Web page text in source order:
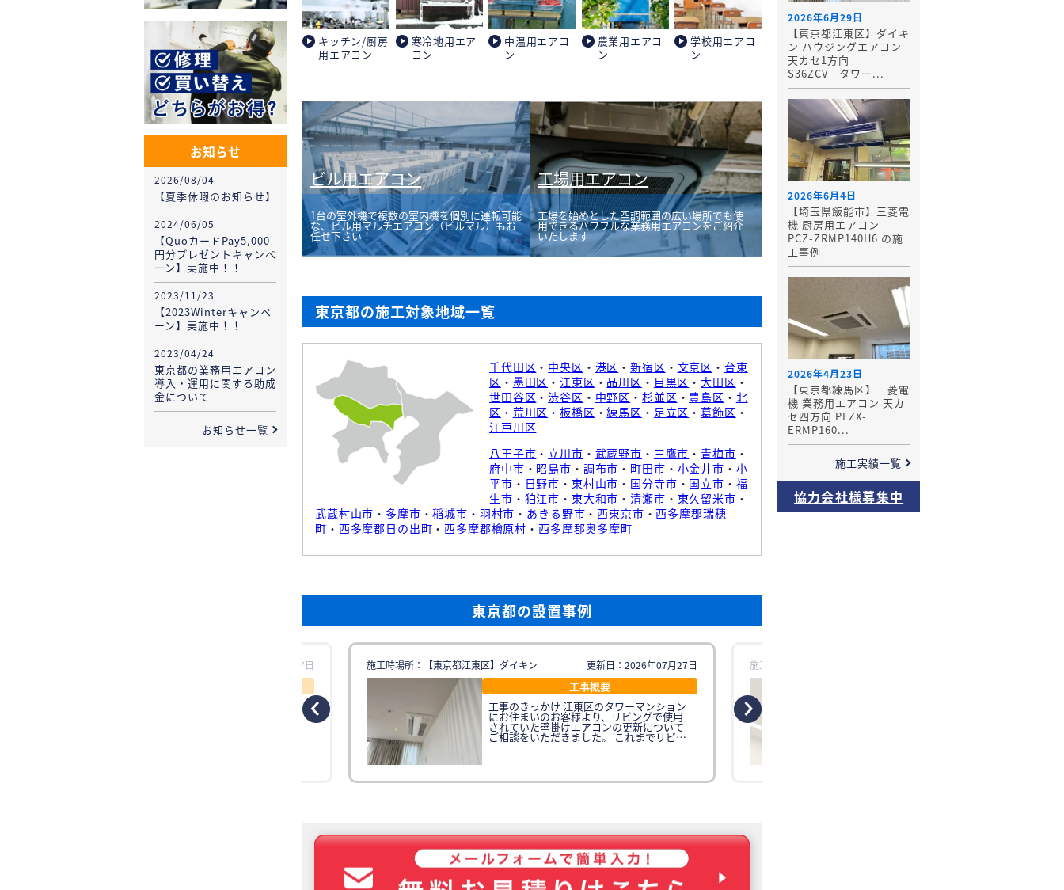
キッチン/厨房
用エアコン
寒冷地用エア
コン
中温用エアコ
ン
農業用エアコ
ン
学校用エアコ
ン
ビル用エアコン
1台の室外機で複数の室内機を個別に運転可能
な、ビル用マルチエアコン（ビルマル）もお
任せ下さい！
工場用エアコン
工場を始めとした空調範囲の広い場所でも使
用できるパワフルな業務用エアコンをご紹介
いたします
東京都の施工対象地域一覧
千代田区 ・ 中央区 ・ 港区 ・新宿区 ・ 文京区 ・ 台東
区 ・ 墨田区 ・江東区 ・ 品川区 ・ 目黒区 ・大田区 ・
世田谷区 ・渋谷区 ・ 中野区 ・ 杉並区 ・ 豊島区 ・ 北
区 ・ 荒川区 ・板橋区 ・練馬区 ・ 足立区 ・葛飾区 ・
江戸川区
八王子市 ・ 立川市 ・ 武蔵野市 ・ 三鷹市 ・青梅市 ・
府中市 ・ 昭島市 ・ 調布市 ・ 町田市 ・ 小金井市 ・ 小
平市 ・ 日野市 ・ 東村山市 ・ 国分寺市 ・ 国立市 ・ 福
生市 ・ 狛江市 ・ 東大和市 ・清瀬市 ・ 東久留米市 ・
武蔵村山市 ・ 多摩市 ・稲城市 ・ 羽村市 ・ あきる野市 ・西東京市 ・西多摩郡瑞穂
町 ・ 西多摩郡日の出町 ・西多摩郡檜原村 ・ 西多摩郡奥多摩町
東京都の設置事例
更新日：2026年07月27日 施工時場所：【東京都江東区】ダイキン 更新日：2026年07月27日
工事概要
工事のきっかけ 江東区のタワーマンション
にお住まいのお客様より、リビングで使用
されていた壁掛けエアコンの更新について
ご相談をいただきました。 これまでリビン
グでは壁掛けエアコン1台をご使用されてい
夏場は部
施工時場所：【東京都練馬区】三菱電機
お知らせ
2026/08/04
【夏季休暇のお知らせ】
2024/06/05
【QuoカードPay5,000
円分プレゼントキャンペ
ーン】実施中！！
2023/11/23
【2023Winterキャンペ
ーン】実施中！！
2023/04/24
東京都の業務用エアコン
導入・運用に関する助成
金について
お知らせ一覧
2026年6月29日
【東京都江東区】ダイキ
ン ハウジングエアコン
天カセ1方向
S36ZCV タワー...
2026年6月4日
【埼玉県飯能市】三菱電
機 厨房用エアコン
PCZ-ZRMP140H6 の施
工事例
2026年4月23日
【東京都練馬区】三菱電
機 業務用エアコン 天カ
セ四方向 PLZX-
ERMP160...
施工実績一覧
協力会社様募集中